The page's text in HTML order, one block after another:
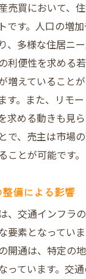
ツールの活用法
ズの把握と対応
与える大阪市の
エリアの特性
会と不動産の関
住動向とその影
の増加が及ぼす
不動産に与える影
場を制するた
き再開発エリア
地の特性と動向
売買において、
です。人口の増
、多様な住居ニー
利便性を求める
増えていること
す。また、リモ
求める動きも見
で、売主は市場
ことが可能です。
備による影響
、交通インフラ
要素となってい
開通は、特定の
っています。交